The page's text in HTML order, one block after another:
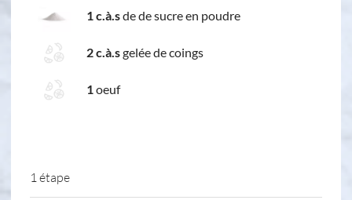
1 c.à.sde de sucre en poudre
2 c.à.sgelée de coings
1oeuf
1 étape